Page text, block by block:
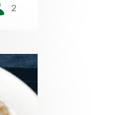
2